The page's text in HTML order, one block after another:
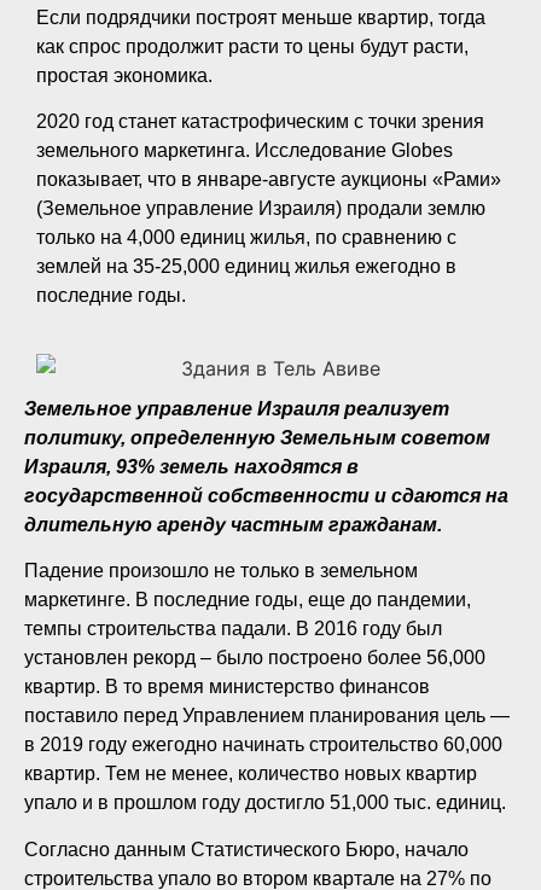
Если подрядчики построят меньше квартир, тогда
как спрос продолжит расти то цены будут расти,
простая экономика.
2020 год станет катастрофическим с точки зрения
земельного маркетинга. Исследование Globes
показывает, что в январе-августе аукционы «Рами»
(Земельное управление Израиля) продали землю
только на 4,000 единиц жилья, по сравнению с
землей на 35-25,000 единиц жилья ежегодно в
последние годы.
Земельное управление Израиля реализует
политику, определенную Земельным советом
Израиля, 93% земель находятся в
государственной собственности и сдаются на
длительную аренду частным гражданам.
Падение произошло не только в земельном
маркетинге. В последние годы, еще до пандемии,
темпы строительства падали. В 2016 году был
установлен рекорд – было построено более 56,000
квартир. В то время министерство финансов
поставило перед Управлением планирования цель —
в 2019 году ежегодно начинать строительство 60,000
квартир. Тем не менее, количество новых квартир
упало и в прошлом году достигло 51,000 тыс. единиц.
Согласно данным Статистического Бюро, начало
строительства упало во втором квартале на 27% по